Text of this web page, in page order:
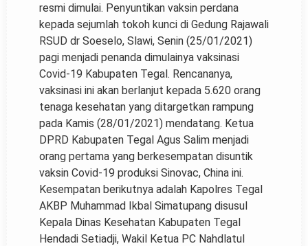
resmi dimulai. Penyuntikan vaksin perdana
kepada sejumlah tokoh kunci di Gedung Rajawali
RSUD dr Soeselo, Slawi, Senin (25/01/2021)
pagi menjadi penanda dimulainya vaksinasi
Covid-19 Kabupaten Tegal. Rencananya,
vaksinasi ini akan berlanjut kepada 5.620 orang
tenaga kesehatan yang ditargetkan rampung
pada Kamis (28/01/2021) mendatang. Ketua
DPRD Kabupaten Tegal Agus Salim menjadi
orang pertama yang berkesempatan disuntik
vaksin Covid-19 produksi Sinovac, China ini.
Kesempatan berikutnya adalah Kapolres Tegal
AKBP Muhammad Ikbal Simatupang disusul
Kepala Dinas Kesehatan Kabupaten Tegal
Hendadi Setiadji, Wakil Ketua PC Nahdlatul